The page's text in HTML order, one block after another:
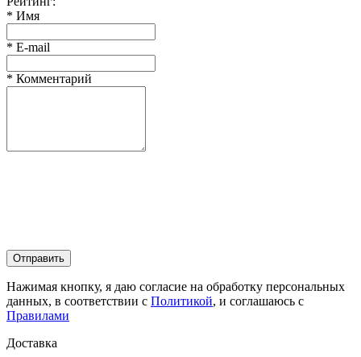
* Имя
* E-mail
* Комментарий
Отправить
Нажимая кнопку, я даю согласие на обработку персональных
данных, в соответствии с Политикой, и соглашаюсь с
Правилами
Доставка